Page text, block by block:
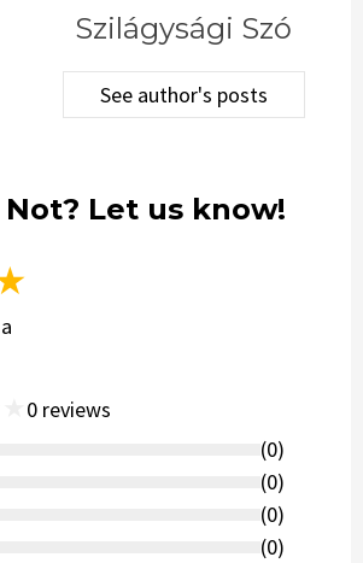
Szilágysági Szó
See author's posts
Let us know!
0 reviews
(0)
(0)
(0)
(0)